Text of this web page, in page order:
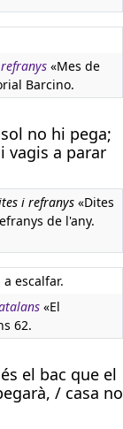
«Mes de
Barcino.
no hi pega;
vagis a parar
i refranys «Dites
de l'any.
escalfar.
«El
62.
el bac que el
/ casa no